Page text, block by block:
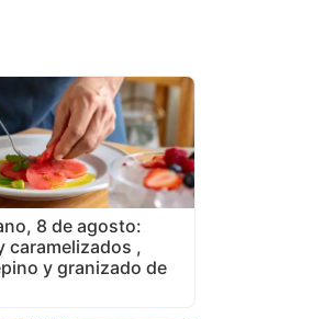
8 de agosto:
caramelizados ,
y granizado de